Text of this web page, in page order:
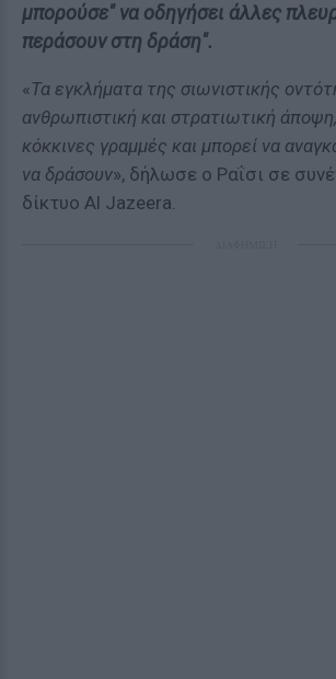
μπορούσε" να οδηγήσει άλλες
περάσουν στη δράση".
«Τα εγκλήματα της σιωνιστικής
ανθρωπιστική και στρατιωτική
κόκκινες γραμμές και μπορεί να
να δράσουν», δήλωσε ο Ραΐσι σε
δίκτυο Al Jazeera.